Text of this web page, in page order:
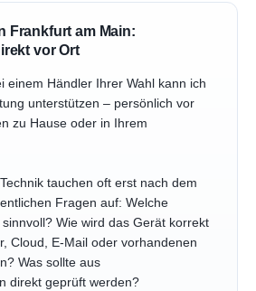
Frankfurt am Main:
vor Ort
einem Händler Ihrer Wahl kann ich
unterstützen – persönlich vor
zu Hause oder in Ihrem
tauchen oft erst nach dem
Fragen auf: Welche
Wie wird das Gerät korrekt
Cloud, E-Mail oder vorhandenen
Was sollte aus
direkt geprüft werden?